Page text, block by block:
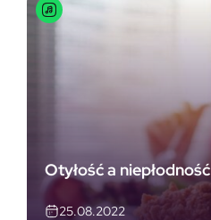
Otyłość a niepłodność
25.08.2022